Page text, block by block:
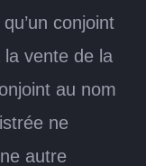
conjoint
vente de la
au nom
ne
autre